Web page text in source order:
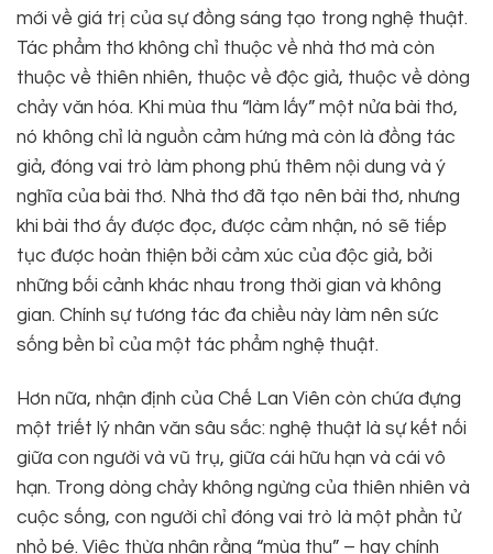
mới về giá trị của sự đồng sáng tạo trong nghệ thuật.
Tác phẩm thơ không chỉ thuộc về nhà thơ mà còn
thuộc về thiên nhiên, thuộc về độc giả, thuộc về dòng
chảy văn hóa. Khi mùa thu “làm lấy” một nửa bài thơ,
nó không chỉ là nguồn cảm hứng mà còn là đồng tác
giả, đóng vai trò làm phong phú thêm nội dung và ý
nghĩa của bài thơ. Nhà thơ đã tạo nên bài thơ, nhưng
khi bài thơ ấy được đọc, được cảm nhận, nó sẽ tiếp
tục được hoàn thiện bởi cảm xúc của độc giả, bởi
những bối cảnh khác nhau trong thời gian và không
gian. Chính sự tương tác đa chiều này làm nên sức
sống bền bỉ của một tác phẩm nghệ thuật.
Hơn nữa, nhận định của Chế Lan Viên còn chứa đựng
một triết lý nhân văn sâu sắc: nghệ thuật là sự kết nối
giữa con người và vũ trụ, giữa cái hữu hạn và cái vô
hạn. Trong dòng chảy không ngừng của thiên nhiên và
cuộc sống, con người chỉ đóng vai trò là một phần tử
nhỏ bé. Việc thừa nhận rằng “mùa thu” – hay chính